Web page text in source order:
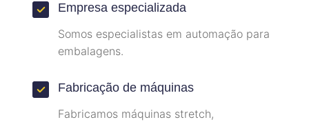
Empresa especializada
Somos especialistas em automação para
embalagens.
Fabricação de máquinas
Fabricamos máquinas stretch,